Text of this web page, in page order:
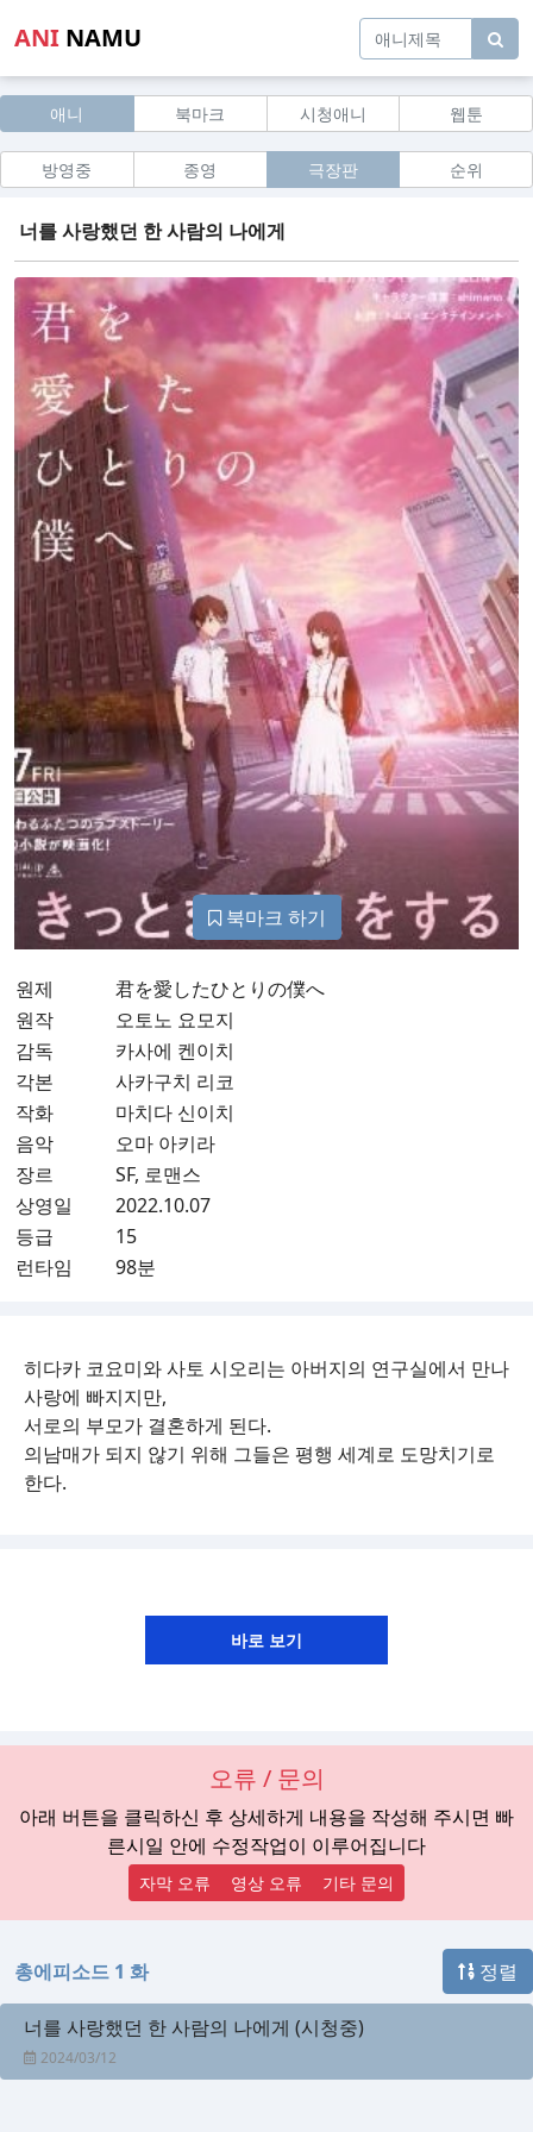
ANI NAMU
애니 북마크 시청애니 웹툰
방영중 종영 극장판 순위
너를 사랑했던 한 사람의 나에게
북마크 하기
원제
君を愛したひとりの僕へ
원작
오토노 요모지
감독
카사에 켄이치
각본
사카구치 리코
작화
마치다 신이치
음악
오마 아키라
장르
SF, 로맨스
상영일
2022.10.07
등급
15
런타임
98분
히다카 코요미와 사토 시오리는 아버지의 연구실에서 만나
사랑에 빠지지만,
서로의 부모가 결혼하게 된다.
의남매가 되지 않기 위해 그들은 평행 세계로 도망치기로
한다.
오류 / 문의
아래 버튼을 클릭하신 후 상세하게 내용을 작성해 주시면 빠
른시일 안에 수정작업이 이루어집니다
자막 오류 영상 오류 기타 문의
총에피소드 1 화 정렬
너를 사랑했던 한 사람의 나에게 (시청중)
2024/03/12